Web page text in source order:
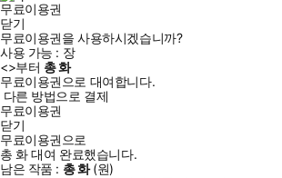
무료이용권
닫기
무료이용권을 사용하시겠습니까?
사용 가능 : 장
<>부터 총화
무료이용권으로 대여합니다.
다른 방법으로 결제
무료이용권
닫기
무료이용권으로
총 화대여 완료했습니다.
남은 작품 : 총화(원)